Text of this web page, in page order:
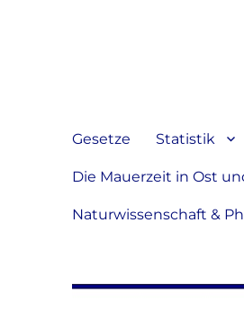
verbreiten
Gesetze Statistik
Die Mauerzeit in Ost
Naturwissenschaft &